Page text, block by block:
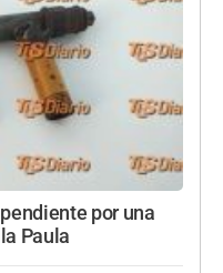
por una
Paula